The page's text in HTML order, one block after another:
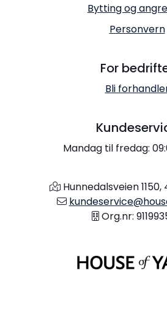
Bytting og
Personvern
For
Bli
Mandag til fredag:
Hunnedalsveien
Org.nr: